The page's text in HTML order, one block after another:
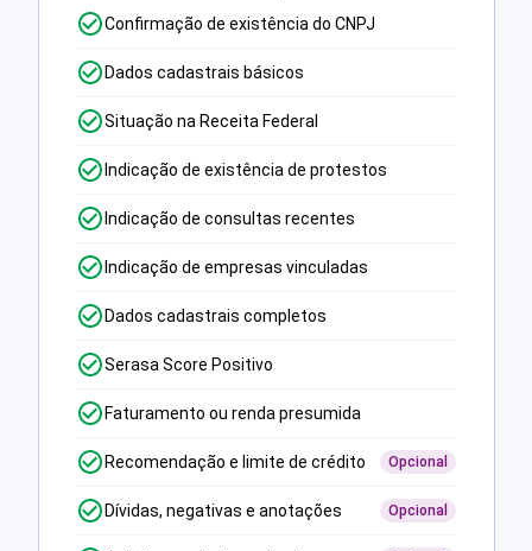
Confirmação de existência do CNPJ
Dados cadastrais básicos
Situação na Receita Federal
Indicação de existência de protestos
Indicação de consultas recentes
Indicação de empresas vinculadas
Dados cadastrais completos
Serasa Score Positivo
Faturamento ou renda presumida
Recomendação e limite de crédito Opcional
Dívidas, negativas e anotações Opcional